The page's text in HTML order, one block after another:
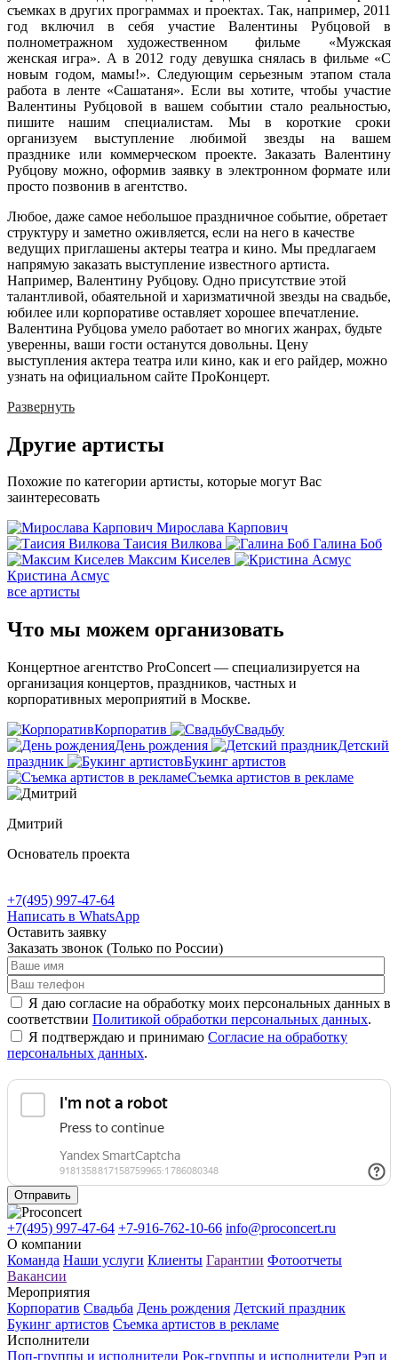
съемках в других программах и проектах. Так, например, 2011
год включил в себя участие Валентины Рубцовой в
полнометражном художественном фильме «Мужская
женская игра». А в 2012 году девушка снялась в фильме «С
новым годом, мамы!». Следующим серьезным этапом стала
работа в ленте «Сашатаня». Если вы хотите, чтобы участие
Валентины Рубцовой в вашем событии стало реальностью,
пишите нашим специалистам. Мы в короткие сроки
организуем выступление любимой звезды на вашем
празднике или коммерческом проекте. Заказать Валентину
Рубцову можно, оформив заявку в электронном формате или
просто позвонив в агентство.
Любое, даже самое небольшое праздничное событие, обретает
структуру и заметно оживляется, если на него в качестве
ведущих приглашены актеры театра и кино. Мы предлагаем
напрямую заказать выступление известного артиста.
Например, Валентину Рубцову. Одно присутствие этой
талантливой, обаятельной и харизматичной звезды на свадьбе,
юбилее или корпоративе оставляет хорошее впечатление.
Валентина Рубцова умело работает во многих жанрах, будьте
уверенны, ваши гости останутся довольны. Цену
выступления актера театра или кино, как и его райдер, можно
узнать на официальном сайте ПроКонцерт.
Развернуть
Другие артисты
Похожие по категории артисты, которые могут Вас
заинтересовать
Мирослава Карпович
Таисия Вилкова
Галина Боб
Максим Киселев
Кристина Асмус
все артисты
Что мы можем организовать
Концертное агентство ProConcert — cпециализируется на
организация концертов, праздников, частных и
корпоративных мероприятий в Москве.
Корпоратив
Свадьбу
День рождения
Детский
праздник
Букинг артистов
Съемка артистов в рекламе
Дмитрий
Основатель проекта
+7(495) 997-47-64
Написать в WhatsApp
Оставить заявку
Заказать звонок (Только по России)
Я даю согласие на обработку моих персональных данных в
соответствии Политикой обработки персональных данных.
Я подтверждаю и принимаю Согласие на обработку
персональных данных.
Отправить
+7(495) 997-47-64 +7-916-762-10-66 info@proconcert.ru
О компании
Команда Наши услуги Клиенты Гарантии Фотоотчеты
Вакансии
Мероприятия
Корпоратив Свадьба День рождения Детский праздник
Букинг артистов Съемка артистов в рекламе
Исполнители
Поп-группы и исполнители Рок-группы и исполнители Рэп и